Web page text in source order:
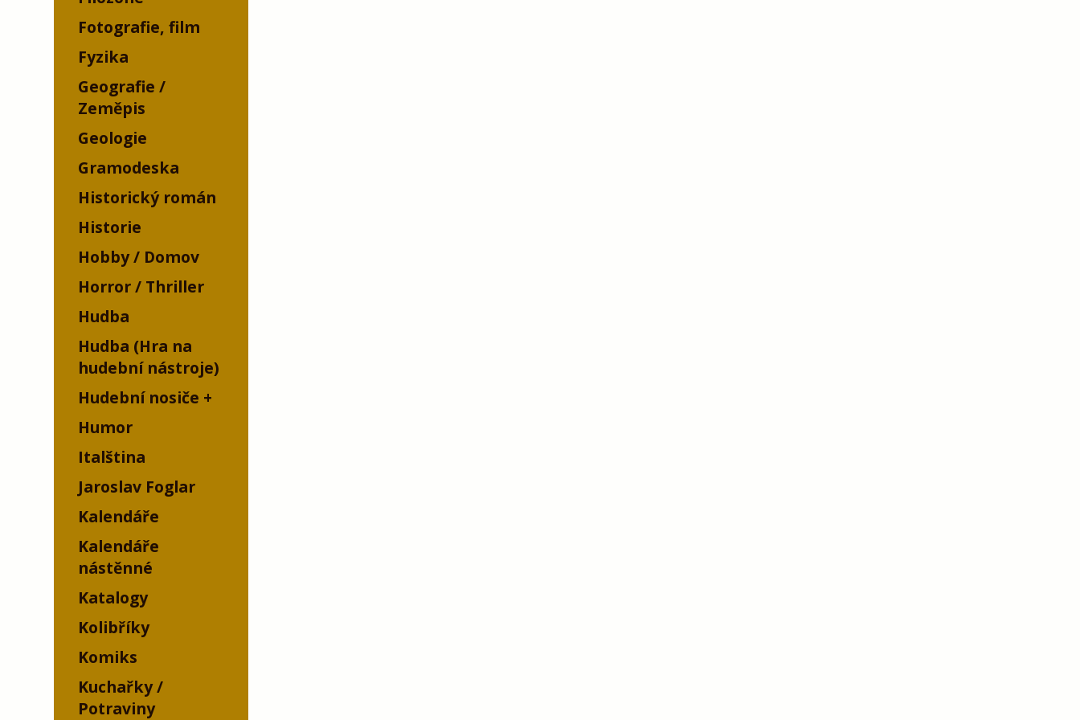
Fotografie, film
Fyzika
Geografie /
Zeměpis
Geologie
Gramodeska
Historický román
Historie
Hobby / Domov
Horror / Thriller
Hudba
Hudba (Hra na
hudební nástroje)
Hudební nosiče
Humor
Italština
Jaroslav Foglar
Kalendáře
Kalendáře
nástěnné
Katalogy
Kolibříky
Komiks
Kuchařky /
Potraviny